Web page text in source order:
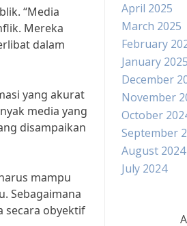
“Media
Mereka
dalam
yang akurat
media yang
disampaikan
mampu
Sebagaimana
secara obyektif
April 2025
March 2025
February
January 2025
December
November
October
September
August 2024
July 2024